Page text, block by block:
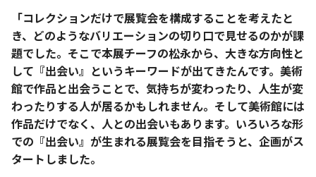
「コレクションだけで展覧会を構成することを考えたと
き、どのようなバリエーションの切り口で見せるのかが課
題でした。そこで本展チーフの松永から、大きな方向性と
して『出会い』というキーワードが出てきたんです。美術
館で作品と出会うことで、気持ちが変わったり、人生が変
わったりする人が居るかもしれません。そして美術館には
作品だけでなく、人との出会いもあります。いろいろな形
での『出会い』が生まれる展覧会を目指そうと、企画がス
タートしました。